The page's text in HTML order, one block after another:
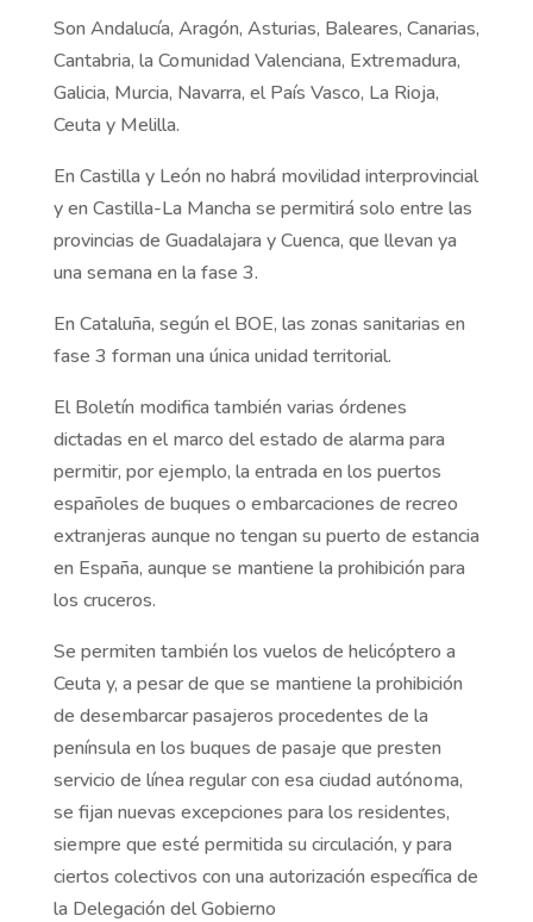
Son Andalucía, Aragón, Asturias, Baleares, Canarias,
Cantabria, la Comunidad Valenciana, Extremadura,
Galicia, Murcia, Navarra, el País Vasco, La Rioja,
Ceuta y Melilla.
En Castilla y León no habrá movilidad interprovincial
y en Castilla-La Mancha se permitirá solo entre las
provincias de Guadalajara y Cuenca, que llevan ya
una semana en la fase 3.
En Cataluña, según el BOE, las zonas sanitarias en
fase 3 forman una única unidad territorial.
El Boletín modifica también varias órdenes
dictadas en el marco del estado de alarma para
permitir, por ejemplo, la entrada en los puertos
españoles de buques o embarcaciones de recreo
extranjeras aunque no tengan su puerto de estancia
en España, aunque se mantiene la prohibición para
los cruceros.
Se permiten también los vuelos de helicóptero a
Ceuta y, a pesar de que se mantiene la prohibición
de desembarcar pasajeros procedentes de la
península en los buques de pasaje que presten
servicio de línea regular con esa ciudad autónoma,
se fijan nuevas excepciones para los residentes,
siempre que esté permitida su circulación, y para
ciertos colectivos con una autorización específica de
la Delegación del Gobierno